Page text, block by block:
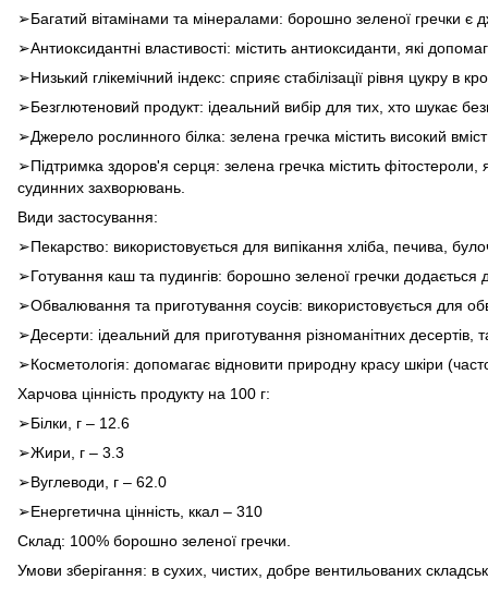
➢Багатий вітамінами та мінералами: борошно зеленої гречки є
➢Антиоксидантні властивості: містить антиоксиданти, які
➢Низький глікемічний індекс: сприяє стабілізації рівня цукру
➢Безглютеновий продукт: ідеальний вибір для тих, хто шукає
➢Джерело рослинного білка: зелена гречка містить високий
➢Підтримка здоров'я серця: зелена гречка містить
судинних захворювань.
Види застосування:
➢Пекарство: використовується для випікання хліба, печива,
➢Готування каш та пудингів: борошно зеленої гречки
➢Обвалювання та приготування соусів: використовується для
➢Десерти: ідеальний для приготування різноманітних десертів,
➢Косметологія: допомагає відновити природну красу шкіри
Харчова цінність продукту на 100 г:
➢Білки, г – 12.6
➢Жири, г – 3.3
➢Вуглеводи, г – 62.0
➢Енергетична цінність, ккал – 310
Склад: 100% борошно зеленої гречки.
Умови зберігання: в сухих, чистих, добре вентильованих